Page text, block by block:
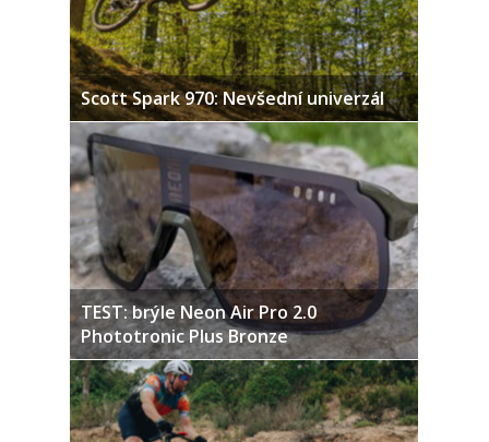
Scott Spark 970: Nevšední univerzál
TEST: brýle Neon Air Pro 2.0
Phototronic Plus Bronze